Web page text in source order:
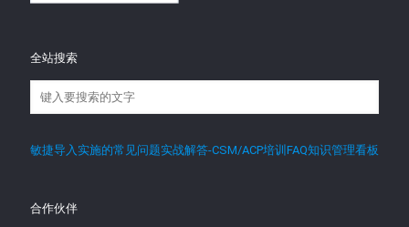
全站搜索
敏捷导入实施的常见问题实战解答-CSM/ACP培训FAQ知识管理看板
合作伙伴